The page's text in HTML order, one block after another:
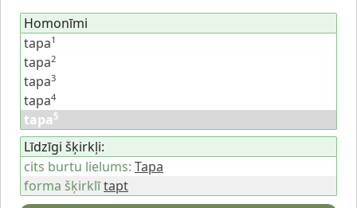
Homonīmi
tapa1
tapa2
tapa3
tapa4
tapa 5
Līdzīgi šķirkļi:
cits burtu lielums: Tapa
forma šķirklītapt